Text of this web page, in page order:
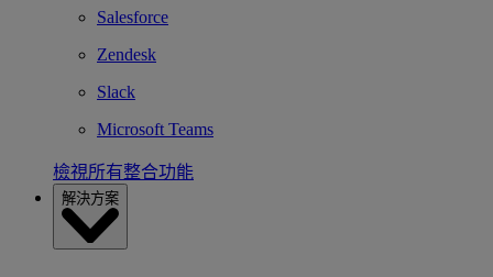
Salesforce
Zendesk
Slack
Microsoft Teams
檢視所有整合功能
解決方案